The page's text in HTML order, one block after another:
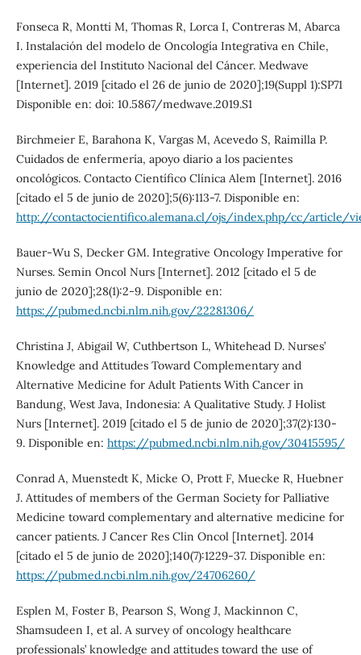
Fonseca R, Montti M, Thomas R, Lorca I, Contreras M, Abarca
I. Instalación del modelo de Oncología Integrativa en Chile,
experiencia del Instituto Nacional del Cáncer. Medwave
[Internet]. 2019 [citado el 26 de junio de 2020];19(Suppl 1):SP71
Disponible en: doi: 10.5867/medwave.2019.S1
Birchmeier E, Barahona K, Vargas M, Acevedo S, Raimilla P.
Cuidados de enfermería, apoyo diario a los pacientes
oncológicos. Contacto Científico Clínica Alem [Internet]. 2016
[citado el 5 de junio de 2020];5(6):113-7. Disponible en:
http://contactocientifico.alemana.cl/ojs/index.php/cc/article/
Bauer-Wu S, Decker GM. Integrative Oncology Imperative for
Nurses. Semin Oncol Nurs [Internet]. 2012 [citado el 5 de
junio de 2020];28(1):2-9. Disponible en:
https://pubmed.ncbi.nlm.nih.gov/22281306/
Christina J, Abigail W, Cuthbertson L, Whitehead D. Nurses’
Knowledge and Attitudes Toward Complementary and
Alternative Medicine for Adult Patients With Cancer in
Bandung, West Java, Indonesia: A Qualitative Study. J Holist
Nurs [Internet]. 2019 [citado el 5 de junio de 2020];37(2):130-
9. Disponible en: https://pubmed.ncbi.nlm.nih.gov/30415595/
Conrad A, Muenstedt K, Micke O, Prott F, Muecke R, Huebner
J. Attitudes of members of the German Society for Palliative
Medicine toward complementary and alternative medicine for
cancer patients. J Cancer Res Clin Oncol [Internet]. 2014
[citado el 5 de junio de 2020];140(7):1229-37. Disponible en:
https://pubmed.ncbi.nlm.nih.gov/24706260/
Esplen M, Foster B, Pearson S, Wong J, Mackinnon C,
Shamsudeen I, et al. A survey of oncology healthcare
professionals’ knowledge and attitudes toward the use of